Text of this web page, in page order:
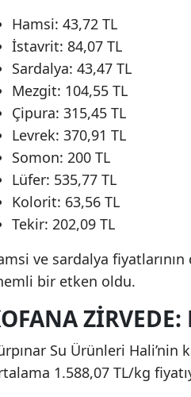
Hamsi: 43,72 TL
İstavrit: 84,07 TL
Sardalya: 43,47 TL
Mezgit: 104,55 TL
Çipura: 315,45 TL
Levrek: 370,91 TL
Somon: 200 TL
Lüfer: 535,77 TL
Kolorit: 63,56 TL
Tekir: 202,09 TL
ve sardalya
bir etken oldu.
Su Ürünleri Hali’nin
1.588,07 TL/kg